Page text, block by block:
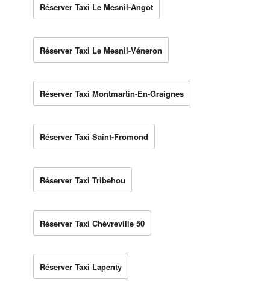
Réserver Taxi Le Mesnil-Angot
Réserver Taxi Le Mesnil-Véneron
Réserver Taxi Montmartin-En-Graignes
Réserver Taxi Saint-Fromond
Réserver Taxi Tribehou
Réserver Taxi Chèvreville 50
Réserver Taxi Lapenty